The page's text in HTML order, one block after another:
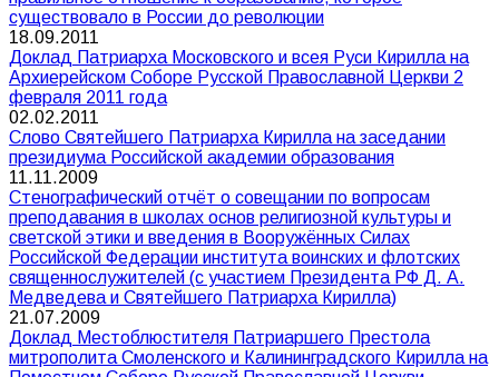
существовало в России до революции
18.09.2011
Доклад Патриарха Московского и всея Руси Кирилла на
Архиерейском Соборе Русской Православной Церкви 2
февраля 2011 года
02.02.2011
Слово Святейшего Патриарха Кирилла на заседании
президиума Российской академии образования
11.11.2009
Стенографический отчёт о совещании по вопросам
преподавания в школах основ религиозной культуры и
светской этики и введения в Вооружённых Силах
Российской Федерации института воинских и флотских
священнослужителей (с участием Президента РФ Д. А.
Медведева и Святейшего Патриарха Кирилла)
21.07.2009
Доклад Местоблюстителя Патриаршего Престола
митрополита Смоленского и Калининградского Кирилла на